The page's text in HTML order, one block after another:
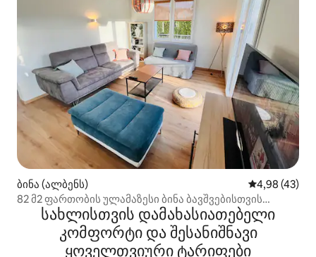
ბინა (ალბენს) საშუალო
4,98 (43)
82 მ2 ფართობის ულამაზესი ბინა ბავშვებისთვის
შესაფერისი
სახლისთვის დამახასიათებელი
კომფორტი და შესანიშნავი
ყოველთვიური ტარიფები